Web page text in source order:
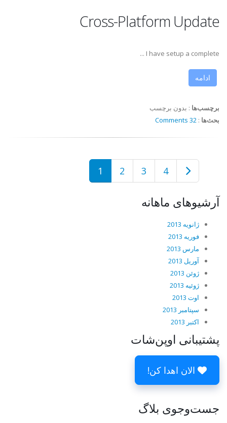
Cross-Platform Update
I have setup a complete ...
ادامه
برچسب‌ها : بدون برچسب
بحث‌ها :
32 Comments
1 2 3 4
آرشیوهای ماهانه
ژانویه 2013
فوریه 2013
مارس 2013
آوریل 2013
ژوئن 2013
ژوئیه 2013
اوت 2013
سپتامبر 2013
اکتبر 2013
پشتیبانی اوپن‌شات
الان اهدا کن!
جست‌وجوی بلاگ